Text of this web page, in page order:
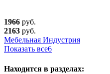
1966 руб.
2163 руб.
Мебельная Индустрия
Показать все6
Находится в разделах: